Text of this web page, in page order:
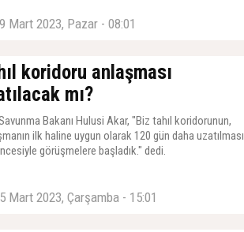
Mart 2023, Pazar - 08:01
koridoru anlaşması
mı?
Bakanı Hulusi Akar, "Biz tahıl koridorunun,
ilk haline uygun olarak 120 gün daha uzatılması
görüşmelere başladık." dedi.
Mart 2023, Çarşamba - 15:01